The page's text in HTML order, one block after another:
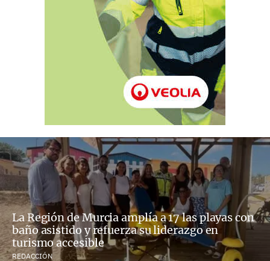
La Región de Murcia amplía a 17 las playas con
baño asistido y refuerza su liderazgo en
turismo accesible
REDACCIÓN